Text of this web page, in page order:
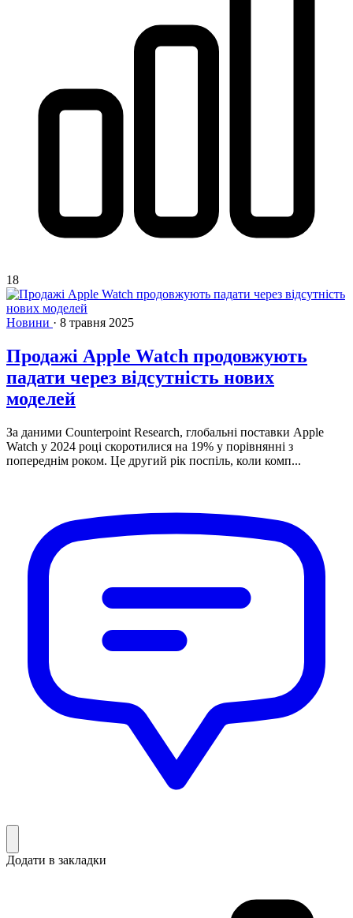
18
Новини · 8 травня 2025
Продажі Apple Watch продовжують
падати через відсутність нових
моделей
За даними Counterpoint Research, глобальні поставки Apple
Watch у 2024 році скоротилися на 19% у порівнянні з
попереднім роком. Це другий рік поспіль, коли комп...
Додати в закладки